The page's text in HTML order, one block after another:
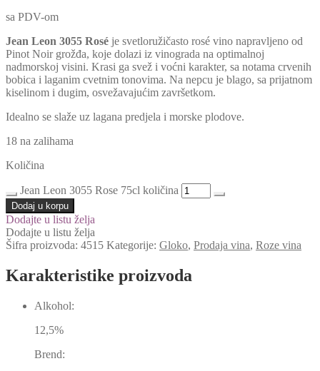
sa PDV-om
Jean Leon 3055 Rosé je svetloružičasto rosé vino napravljeno od
Pinot Noir grožđa, koje dolazi iz vinograda na optimalnoj
nadmorskoj visini. Krasi ga svež i voćni karakter, sa notama crvenih
bobica i laganim cvetnim tonovima. Na nepcu je blago, sa prijatnom
kiselinom i dugim, osvežavajućim završetkom.
Idealno se slaže uz lagana predjela i morske plodove.
18 na zalihama
Količina
Jean Leon 3055 Rose 75cl količina
Dodaj u korpu
Dodajte u listu želja
Dodajte u listu želja
Šifra proizvoda: 4515 Kategorije: Gloko, Prodaja vina, Roze vina
Karakteristike proizvoda
Alkohol:
12,5%
Brend: